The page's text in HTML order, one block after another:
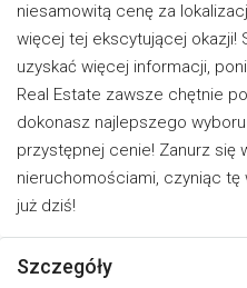
niesamowitą cenę za
więcej tej ekscytującej okazji!
uzyskać więcej informacji,
Real Estate zawsze chętnie
dokonasz najlepszego
przystępnej cenie! Zanurz
nieruchomościami, czyniąc tę
już dziś!
Szczegóły